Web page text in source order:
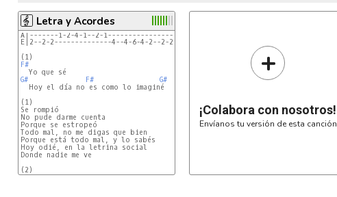
Letra y Acordes
A|-------1-2-4-1--2-1-----------------1-2-4-1---------4-6-4|
F#
G#
F#
G#
  Hoy el día no es como lo imaginé
(1)
Se rompió
No pude darme cuenta
Porque se estropeó
Todo mal, no me digas que bien
Porque está todo mal, y lo sabés
Hoy odié, en la letrina social
Donde nadie me ve
(2)
+
¡Colabora con nosotros!
Envíanos tu versión de esta canción